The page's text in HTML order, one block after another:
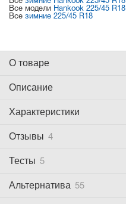
Все модели Hankook 225/45 R18
Все зимние 225/45 R18
О товаре
Описание
Характеристики
Отзывы 4
Тесты 5
Альтернатива 55